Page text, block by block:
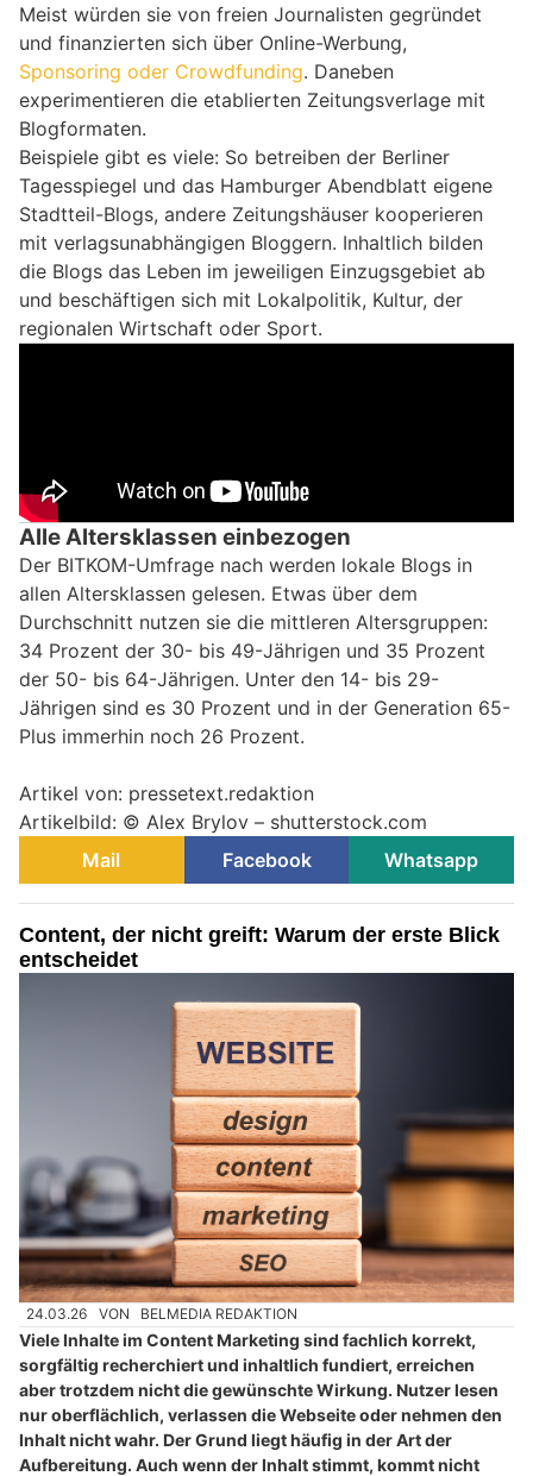
Meist würden sie von freien Journalisten gegründet
und finanzierten sich über Online-Werbung,
Sponsoring oder Crowdfunding. Daneben
experimentieren die etablierten Zeitungsverlage mit
Blogformaten.
Beispiele gibt es viele: So betreiben der Berliner
Tagesspiegel und das Hamburger Abendblatt eigene
Stadtteil-Blogs, andere Zeitungshäuser kooperieren
mit verlagsunabhängigen Bloggern. Inhaltlich bilden
die Blogs das Leben im jeweiligen Einzugsgebiet ab
und beschäftigen sich mit Lokalpolitik, Kultur, der
regionalen Wirtschaft oder Sport.
Alle Altersklassen einbezogen
Der BITKOM-Umfrage nach werden lokale Blogs in
allen Altersklassen gelesen. Etwas über dem
Durchschnitt nutzen sie die mittleren Altersgruppen:
34 Prozent der 30- bis 49-Jährigen und 35 Prozent
der 50- bis 64-Jährigen. Unter den 14- bis 29-
Jährigen sind es 30 Prozent und in der Generation 65-
Plus immerhin noch 26 Prozent.
Artikel von: pressetext.redaktion
Artikelbild: © Alex Brylov – shutterstock.com
Mail
Facebook Whatsapp
Content, der nicht greift: Warum der erste Blick
entscheidet
24.03.26 VON BELMEDIA REDAKTION
Viele Inhalte im Content Marketing sind fachlich korrekt,
sorgfältig recherchiert und inhaltlich fundiert, erreichen
aber trotzdem nicht die gewünschte Wirkung. Nutzer lesen
nur oberflächlich, verlassen die Webseite oder nehmen den
Inhalt nicht wahr. Der Grund liegt häufig in der Art der
Aufbereitung. Auch wenn der Inhalt stimmt, kommt nicht